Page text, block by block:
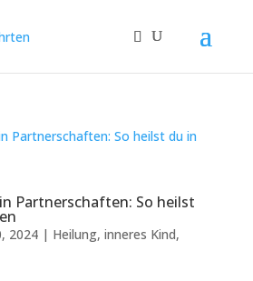
Partnerschaften: So heilst
2024| Heilung, inneres Kind,